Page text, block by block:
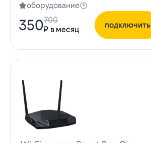
оборудование
350₽ в месяц
700
подключить